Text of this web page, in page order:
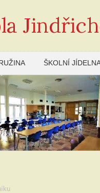
ŠKOLNÍ